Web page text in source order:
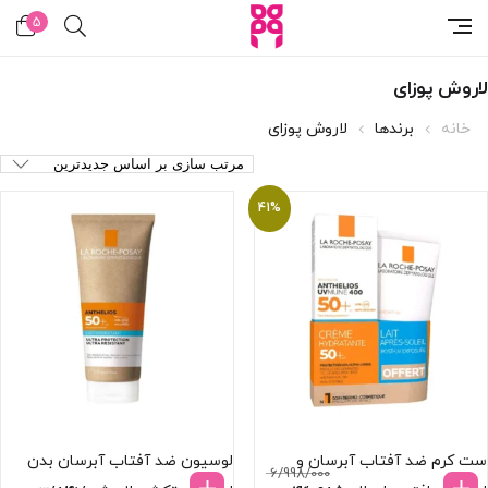
5
لاروش پوزای
خانه برندها لاروش پوزای
41%
ست کرم ضد آفتاب آبرسان و
6/998/000
لوسیون ضد آفتاب آبرسان بدن